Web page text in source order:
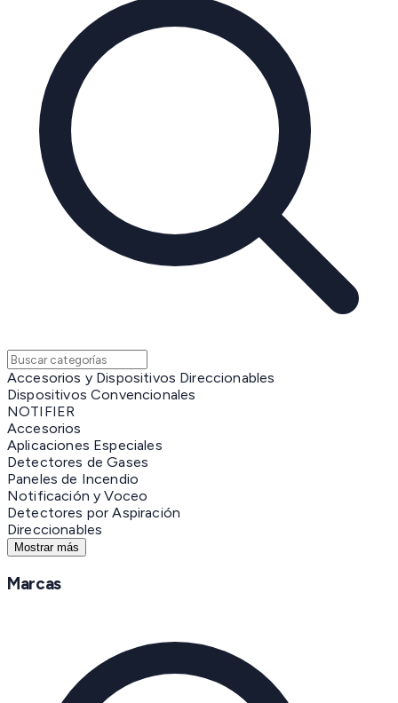
Accesorios y Dispositivos Direccionables
Dispositivos Convencionales
NOTIFIER
Accesorios
Aplicaciones Especiales
Detectores de Gases
Paneles de Incendio
Notificación y Voceo
Detectores por Aspiración
Direccionables
Mostrar más
Marcas